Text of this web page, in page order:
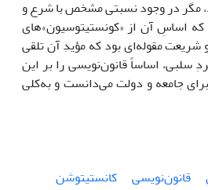
مگر در وجود نسبتی مشخص با شرع و
که اساسِ آن از «کونستیتوسیون»های
شریعت مقوله‌ای بود که مؤیدِ آن تلقی
سلبی، اساساً قانون‌نویسی را بر این
جامعه و دولت می‌دانست و به‌کلی
قانون‌نویسی
کانستیتوشن